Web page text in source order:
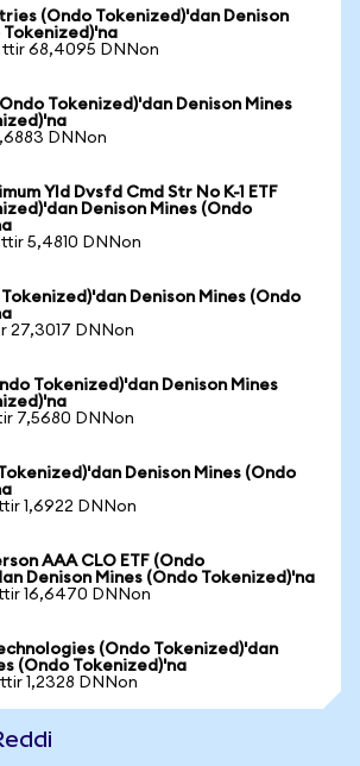
(Ondo Tokenized)'dan Denison
Tokenized)'na
68,4095 DNNon
Tokenized)'dan Denison Mines
DNNon
Yld Dvsfd Cmd Str No K-1 ETF
Denison Mines (Ondo
5,4810 DNNon
Denison Mines (Ondo
27,3017 DNNon
Tokenized)'dan Denison Mines
7,5680 DNNon
Denison Mines (Ondo
1,6922 DNNon
AAA CLO ETF (Ondo
Denison Mines (Ondo Tokenized)'na
16,6470 DNNon
(Ondo Tokenized)'dan
(Ondo Tokenized)'na
1,2328 DNNon